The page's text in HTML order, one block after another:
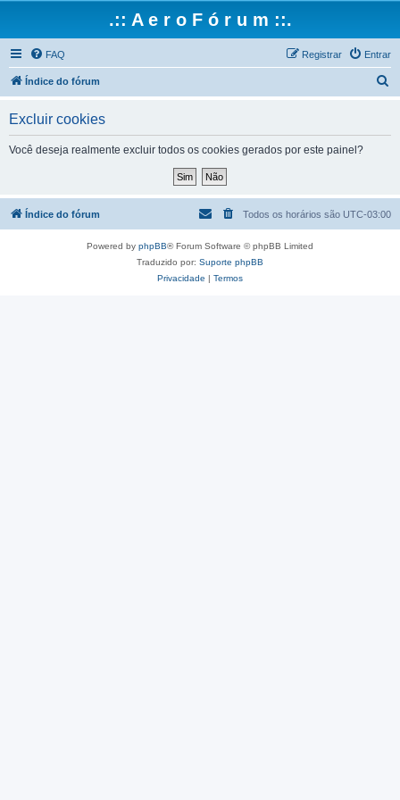
.:: A e r o F ó r u m ::.
FAQ Entrar
Registrar
Índice do fórum
a
Excluir cookies
Você deseja realmente excluir todos os cookies gerados por este painel?
Índice do fórum Todos os horários são UTC-03:00
Powered by phpBB® Forum Software © phpBB Limited
Traduzido por: Suporte phpBB
Privacidade | Termos